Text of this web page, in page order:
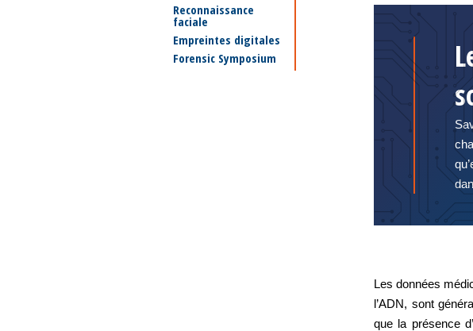
Reconnaissance
faciale
Empreintes digitales
Forensic Symposium
Les données
l’ADN, sont
que la présence